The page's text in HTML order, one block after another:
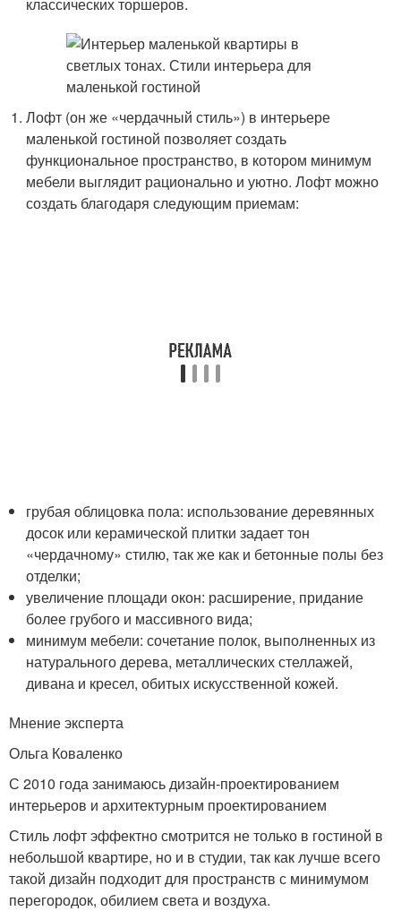
Лофт (он же «чердачный стиль») в интерьере
маленькой гостиной позволяет создать
функциональное пространство, в котором минимум
мебели выглядит рационально и уютно. Лофт можно
создать благодаря следующим приемам:
грубая облицовка пола: использование деревянных
досок или керамической плитки задает тон
«чердачному» стилю, так же как и бетонные полы без
отделки;
увеличение площади окон: расширение, придание
более грубого и массивного вида;
минимум мебели: сочетание полок, выполненных из
натурального дерева, металлических стеллажей,
дивана и кресел, обитых искусственной кожей.
Мнение эксперта
Ольга Коваленко
С 2010 года занимаюсь дизайн-проектированием
интерьеров и архитектурным проектированием
Стиль лофт эффектно смотрится не только в гостиной в
небольшой квартире, но и в студии, так как лучше всего
такой дизайн подходит для пространств с минимумом
перегородок, обилием света и воздуха.